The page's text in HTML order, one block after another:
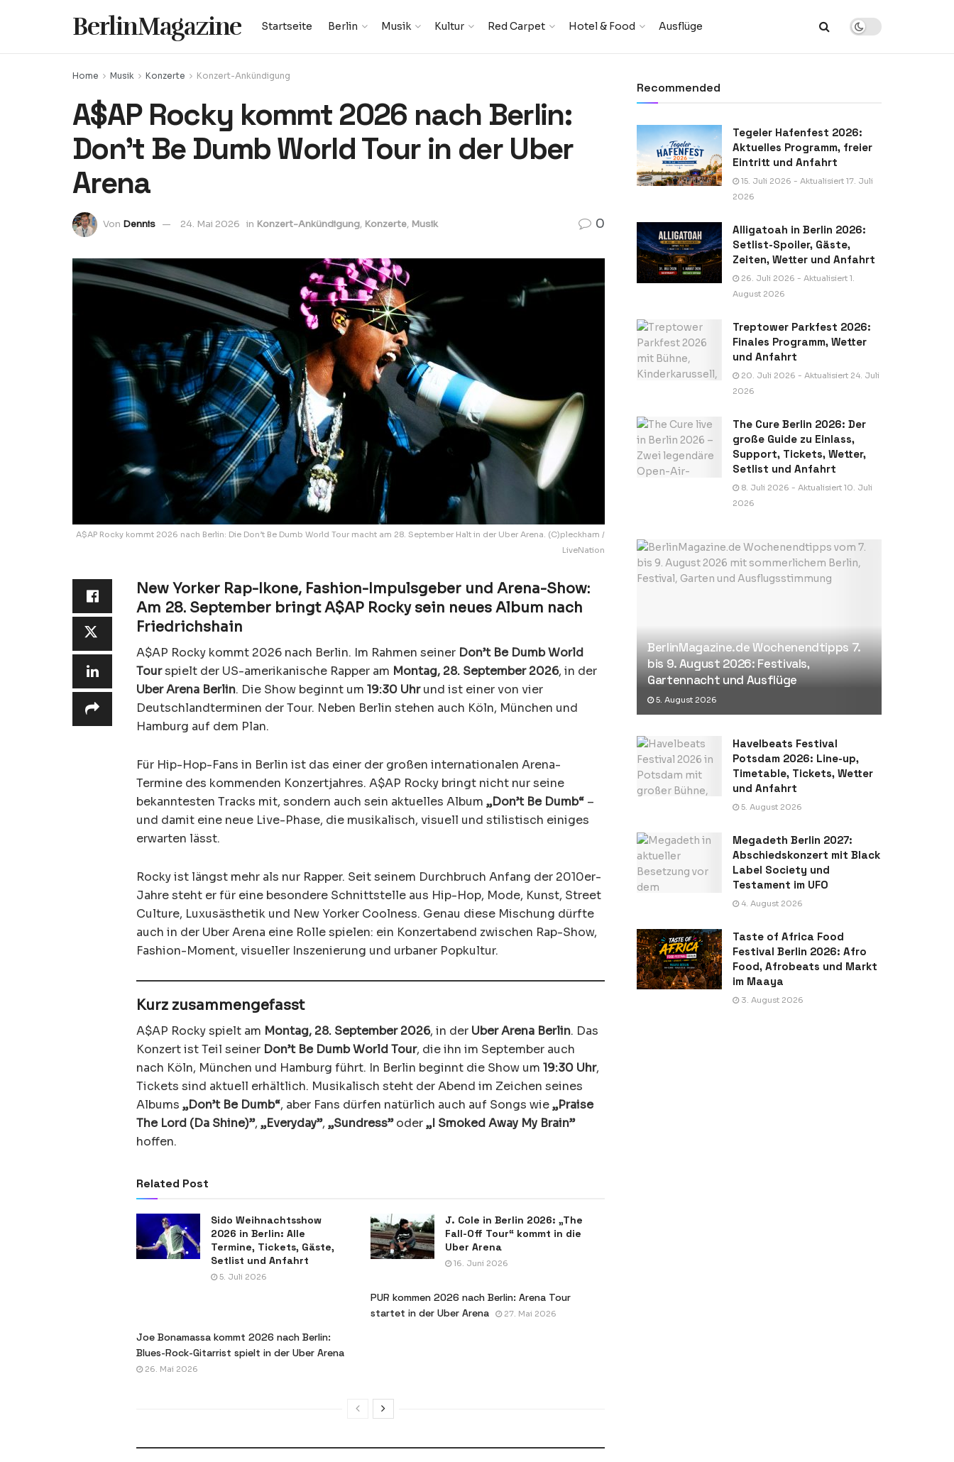
BerlinMagazine Startseite Berlin Musik Kultur Red Carpet Hotel & Food Ausflüge
Home Musik Konzerte Konzert-Ankündigung
A$AP Rocky kommt 2026 nach Berlin:
Don’t Be Dumb World Tour in der Uber
Arena
Von Dennis 24. Mai 2026 in Konzert-Ankündigung, Konzerte, Musik 0
A$AP Rocky kommt 2026 nach Berlin: Die Don’t Be Dumb World Tour macht am 28. September Halt in der Uber Arena. (C)pleckham /
LiveNation
New Yorker Rap-Ikone, Fashion-Impulsgeber und Arena-Show:
Am 28. September bringt A$AP Rocky sein neues Album nach
Friedrichshain
A$AP Rocky kommt 2026 nach Berlin. Im Rahmen seiner Don’t Be Dumb World
Tourspielt der US-amerikanische Rapper am Montag, 28. September 2026, in der
Uber Arena Berlin. Die Show beginnt um 19:30 Uhrund ist einer von vier
Deutschlandterminen der Tour. Neben Berlin stehen auch Köln, München und
Hamburg auf dem Plan.
Für Hip-Hop-Fans in Berlin ist das einer der großen internationalen Arena-
Termine des kommenden Konzertjahres. A$AP Rocky bringt nicht nur seine
bekanntesten Tracks mit, sondern auch sein aktuelles Album „Don’t Be Dumb“ –
und damit eine neue Live-Phase, die musikalisch, visuell und stilistisch einiges
erwarten lässt.
Rocky ist längst mehr als nur Rapper. Seit seinem Durchbruch Anfang der 2010er-
Jahre steht er für eine besondere Schnittstelle aus Hip-Hop, Mode, Kunst, Street
Culture, Luxusästhetik und New Yorker Coolness. Genau diese Mischung dürfte
auch in der Uber Arena eine Rolle spielen: ein Konzertabend zwischen Rap-Show,
Fashion-Moment, visueller Inszenierung und urbaner Popkultur.
Kurz zusammengefasst
A$AP Rocky spielt am Montag, 28. September 2026, in der Uber Arena Berlin. Das
Konzert ist Teil seiner Don’t Be Dumb World Tour, die ihn im September auch
nach Köln, München und Hamburg führt. In Berlin beginnt die Show um 19:30 Uhr,
Tickets sind aktuell erhältlich. Musikalisch steht der Abend im Zeichen seines
Albums „Don’t Be Dumb“, aber Fans dürfen natürlich auch auf Songs wie„Praise
The Lord (Da Shine)”, „Everyday”, „Sundress”oder„I Smoked Away My Brain”
hoffen.
Related Post
Sido Weihnachtsshow
2026 in Berlin: Alle
Termine, Tickets, Gäste,
Setlist und Anfahrt
5. Juli 2026
J. Cole in Berlin 2026: „The
Fall-Off Tour“ kommt in die
Uber Arena
16. Juni 2026
PUR kommen 2026 nach Berlin: Arena Tour
startet in der Uber Arena
27. Mai 2026
Joe Bonamassa kommt 2026 nach Berlin:
Blues-Rock-Gitarrist spielt in der Uber Arena
26. Mai 2026
Recommended
Tegeler Hafenfest 2026:
Aktuelles Programm, freier
Eintritt und Anfahrt
15. Juli 2026 - Aktualisiert 17. Juli
2026
Alligatoah in Berlin 2026:
Setlist-Spoiler, Gäste,
Zeiten, Wetter und Anfahrt
26. Juli 2026 - Aktualisiert 1.
August 2026
Treptower Parkfest 2026:
Finales Programm, Wetter
und Anfahrt
20. Juli 2026 - Aktualisiert 24. Juli
2026
The Cure Berlin 2026: Der
große Guide zu Einlass,
Support, Tickets, Wetter,
Setlist und Anfahrt
8. Juli 2026 - Aktualisiert 10. Juli
2026
BerlinMagazine.de Wochenendtipps 7.
bis 9. August 2026: Festivals,
Gartennacht und Ausflüge
5. August 2026
Havelbeats Festival
Potsdam 2026: Line-up,
Timetable, Tickets, Wetter
und Anfahrt
5. August 2026
Megadeth Berlin 2027:
Abschiedskonzert mit Black
Label Society und
Testament im UFO
4. August 2026
Taste of Africa Food
Festival Berlin 2026: Afro
Food, Afrobeats und Markt
im Maaya
3. August 2026